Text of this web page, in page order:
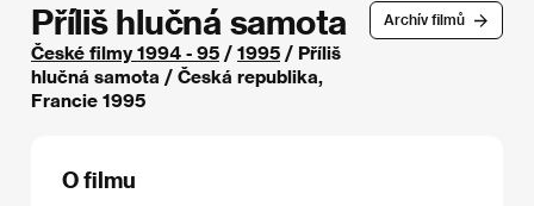
Archív filmů
Příliš hlučná samota
České filmy 1994 - 95 / 1995 / Příliš
hlučná samota / Česká republika,
Francie 1995
O filmu